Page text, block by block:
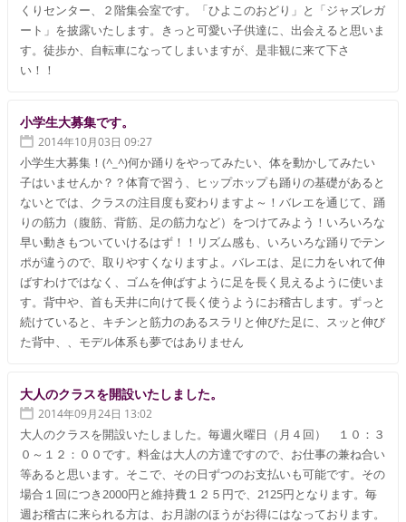
くりセンター、２階集会室です。「ひよこのおどり」と「ジャズレガ
ート」を披露いたします。きっと可愛い子供達に、出会えると思いま
す。徒歩か、自転車になってしまいますが、是非観に来て下さ
い！！
小学生大募集です。
2014年10月03日 09:27
小学生大募集！(^_^)何か踊りをやってみたい、体を動かしてみたい
子はいませんか？？体育で習う、ヒップホップも踊りの基礎があると
ないとでは、クラスの注目度も変わりますよ～！バレエを通じて、踊
りの筋力（腹筋、背筋、足の筋力など）をつけてみよう！いろいろな
早い動きもついていけるはず！！リズム感も、いろいろな踊りでテン
ポが違うので、取りやすくなりますよ。バレエは、足に力をいれて伸
ばすわけではなく、ゴムを伸ばすように足を長く見えるように使いま
す。背中や、首も天井に向けて長く使うようにお稽古します。ずっと
続けていると、キチンと筋力のあるスラリと伸びた足に、スッと伸び
た背中、、モデル体系も夢ではありません
大人のクラスを開設いたしました。
2014年09月24日 13:02
大人のクラスを開設いたしました。毎週火曜日（月４回） １０：３
０～１２：００です。料金は大人の方達ですので、お仕事の兼ね合い
等あると思います。そこで、その日ずつのお支払いも可能です。その
場合１回につき2000円と維持費１２５円で、2125円となります。毎
週お稽古に来られる方は、お月謝のほうがお得にはなっております。